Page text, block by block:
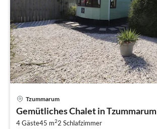
Tzummarum
Gemütliches Chalet in Tzummarum
4 Gäste45 m22 Schlafzimmer